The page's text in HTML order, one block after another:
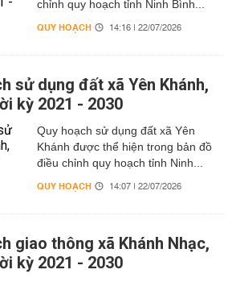
chỉnh quy hoạch tỉnh Ninh Bình...
QUY HOẠCH 14:16 | 22/07/2026
sử dụng đất xã Yên Khánh,
kỳ 2021 - 2030
Quy hoạch sử dụng đất xã Yên
Khánh được thể hiện trong bản đồ
điều chỉnh quy hoạch tỉnh Ninh...
QUY HOẠCH 14:07 | 22/07/2026
giao thông xã Khánh Nhạc,
kỳ 2021 - 2030